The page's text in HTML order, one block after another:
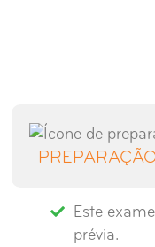
Este
prévia.